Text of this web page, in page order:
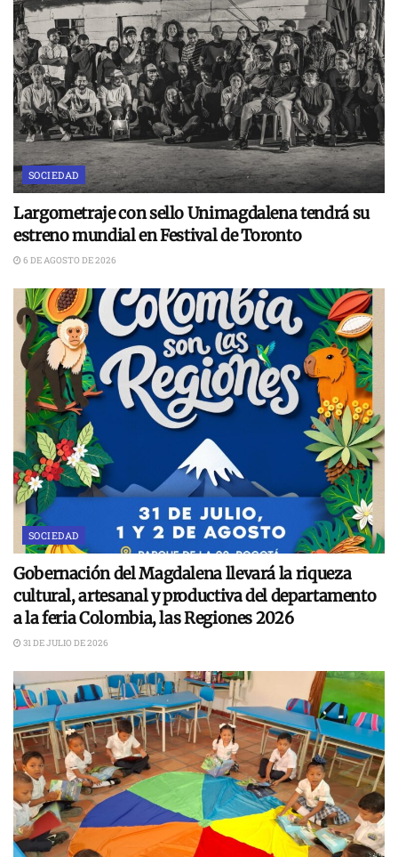
SOCIEDAD
Largometraje con sello Unimagdalena tendrá su
estreno mundial en Festival de Toronto
6 DE AGOSTO DE 2026
SOCIEDAD
Gobernación del Magdalena llevará la riqueza
cultural, artesanal y productiva del departamento
a la feria Colombia, las Regiones 2026
31 DE JULIO DE 2026